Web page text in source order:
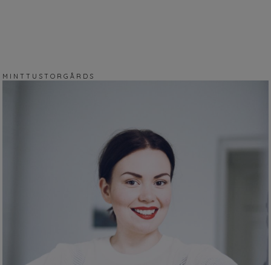
M I N T T U S T O R G Å R D S